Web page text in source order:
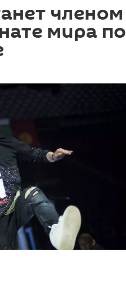
членом
мира по